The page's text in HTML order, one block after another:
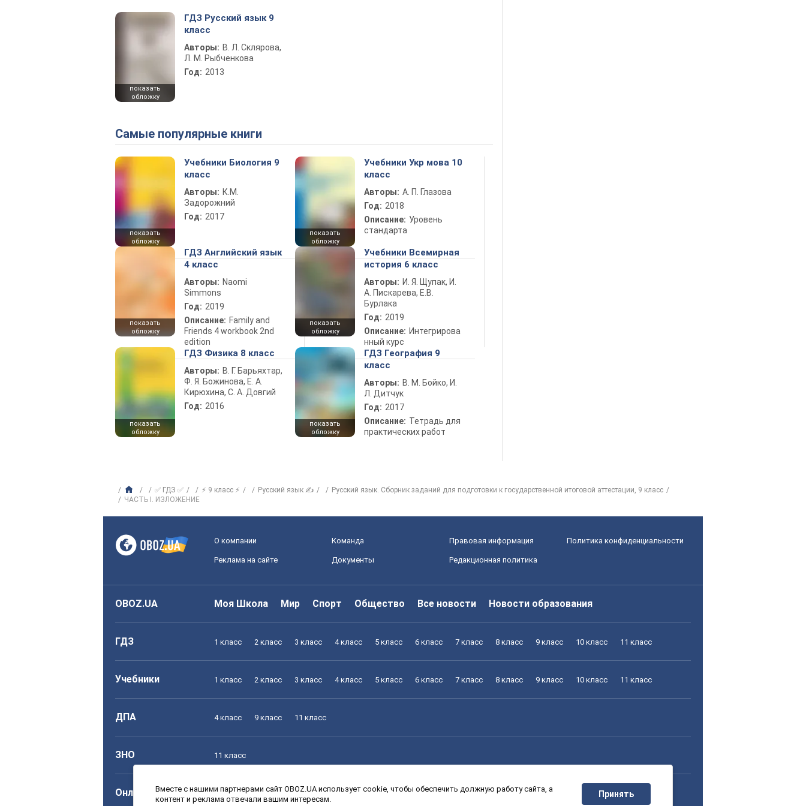
показать
обложку
ГДЗ Русский язык 9
класс
Авторы: В. Л. Склярова,
Л. М. Рыбченкова
Год: 2013
Самые популярные книги
показать
обложку
Учебники Биология 9
класс
Авторы: К.М.
Задорожний
Год: 2017
показать
обложку
Учебники Укр мова 10
класс
Авторы: А. П. Глазова
Год: 2018
Описание: Уровень
стандарта
показать
обложку
ГДЗ Английский язык
4 класс
Авторы: Naomi
Simmons
Год: 2019
Описание: Family and
Friends 4 workbook 2nd
edition
показать
обложку
Учебники Всемирная
история 6 класс
Авторы: И. Я. Щупак, И.
А. Пискарева, Е.В.
Бурлака
Год: 2019
Описание: Интегрирова
нный курс
показать
обложку
ГДЗ Физика 8 класс
Авторы: В. Г. Барьяхтар,
Ф. Я. Божинова, Е. А.
Кирюхина, С. А. Довгий
Год: 2016
показать
обложку
ГДЗ География 9
класс
Авторы: В. М. Бойко, И.
Л. Дитчук
Год: 2017
Описание: Тетрадь для
практических работ
✅ ГДЗ ✅ ⚡ 9 класс ⚡ Русский язык ✍
Русский язык. Сборник заданий для подготовки к государственной итоговой аттестации, 9 класс
ЧАСТЬ I. ИЗЛОЖЕНИЕ
О компании Команда Правовая информация Политика конфиденциальности
Реклама на сайте Документы Редакционная политика
OBOZ.UA Моя Школа Мир Спорт Общество Все новости Новости образования
ГДЗ 1 класс 2 класс 3 класс 4 класс 5 класс 6 класс 7 класс 8 класс 9 класс 10 класс 11 класс
Учебники 1 класс 2 класс 3 класс 4 класс 5 класс 6 класс 7 класс 8 класс 9 класс 10 класс 11 класс
ДПА 4 класс 9 класс 11 класс
ЗНО 11 класс
Онлайн уроки 1 класс 2 класс 3 класс 4 класс 5 класс 6 класс 7 класс 8 класс 9 класс 10 класс 11 класс
Вместе с нашими партнерами сайт OBOZ.UA использует cookie, чтобы обеспечить должную работу сайта, а
контент и реклама отвечали вашим интересам.
Принять